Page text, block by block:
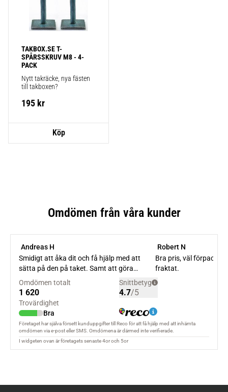
TAKBOX.SE T-
SPÅRSSKRUV M8 - 4-
PACK
Nytt takräcke, nya fästen
till takboxen?
195 kr